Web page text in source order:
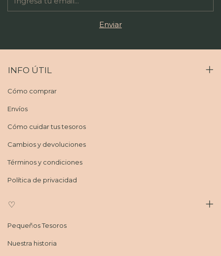
INFO ÚTIL
Cómo comprar
Envíos
Cómo cuidar tus tesoros
Cambios y devoluciones
Términos y condiciones
Política de privacidad
♡
Pequeños Tesoros
Nuestra historia